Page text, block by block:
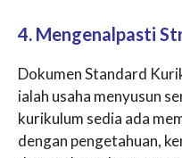
4. Mengenalpasti
Dokumen Standard
ialah usaha menyusun
kurikulum sedia ada
dengan pengetahuan,